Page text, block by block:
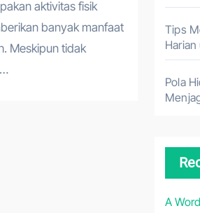
banyak manfaat
Meskipun tidak
Tips
Pola
A